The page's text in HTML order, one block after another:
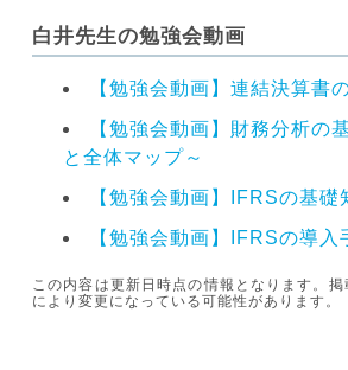
白井先生の勉強会動画
【勉強会動画】連結決算書
【勉強会動画】財務分析の
と全体マップ～
【勉強会動画】IFRSの基礎
【勉強会動画】IFRSの導入
この内容は更新日時点の情報となります。
により変更になっている可能性があります。